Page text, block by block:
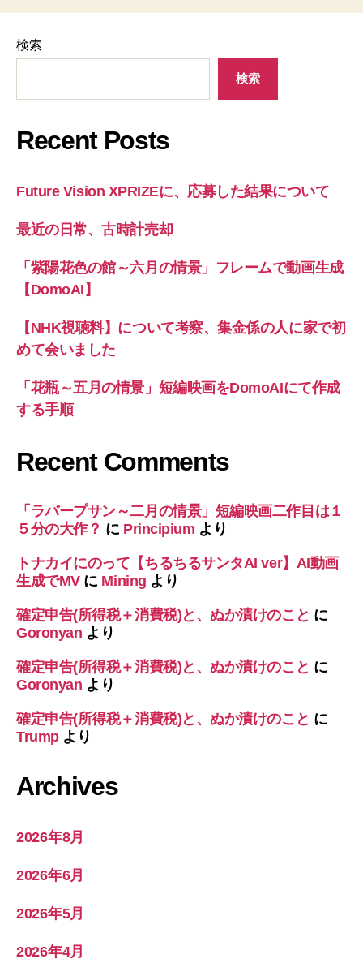
検索
検索
Recent Posts
Future Vision XPRIZEに、応募した結果について
最近の日常、古時計売却
「紫陽花色の館～六月の情景」フレームで動画生成
【DomoAI】
【NHK視聴料】について考察、集金係の人に家で初
めて会いました
「花瓶～五月の情景」短編映画をDomoAIにて作成
する手順
Recent Comments
「ラバープサン～二月の情景」短編映画二作目は１
５分の大作？ に Principium より
トナカイにのって【ちるちるサンタAI ver】AI動画
生成でMVに Mining より
確定申告(所得税＋消費税)と、ぬか漬けのこと に
Goronyan より
確定申告(所得税＋消費税)と、ぬか漬けのこと に
Goronyan より
確定申告(所得税＋消費税)と、ぬか漬けのこと に
Trumpより
Archives
2026年8月
2026年6月
2026年5月
2026年4月